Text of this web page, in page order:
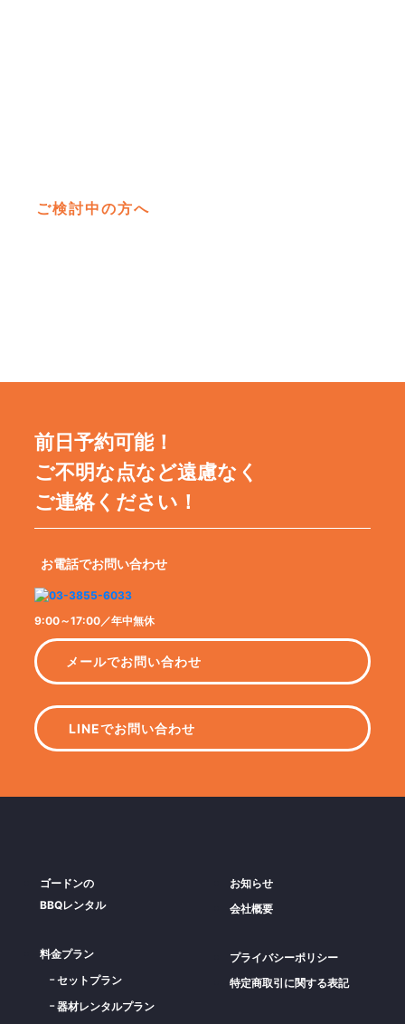
ご検討中の方へ
前日予約可能！
ご不明な点など遠慮なく
ご連絡ください！
お電話でお問い合わせ
9:00～17:00／年中無休
メールでお問い合わせ
LINEでお問い合わせ
ゴードンの
BBQレンタル
料金プラン
セットプラン
器材レンタルプラン
お知らせ
会社概要
プライバシーポリシー
特定商取引に関する表記